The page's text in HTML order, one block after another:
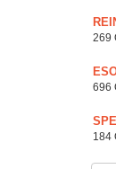
269
696
184